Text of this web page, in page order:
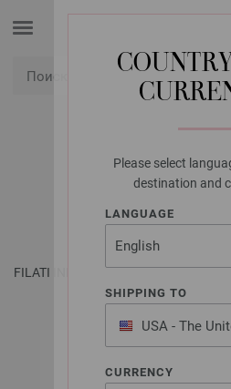
Please select
destination and
LANGUAGE
SHIPPING TO
USA - The
of America
CURRENCY
LANA
ОДЕЯЛО
FILATI INFANTI No. 16 - инструкции